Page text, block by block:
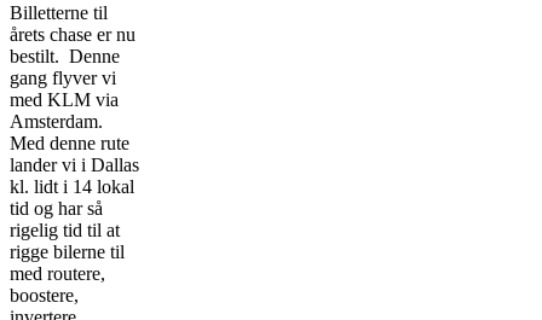
Billetterne til
årets chase er nu
bestilt. Denne
gang flyver vi
med KLM via
Amsterdam.
Med denne rute
lander vi i Dallas
kl. lidt i 14 lokal
tid og har så
rigelig tid til at
rigge bilerne til
med routere,
boostere,